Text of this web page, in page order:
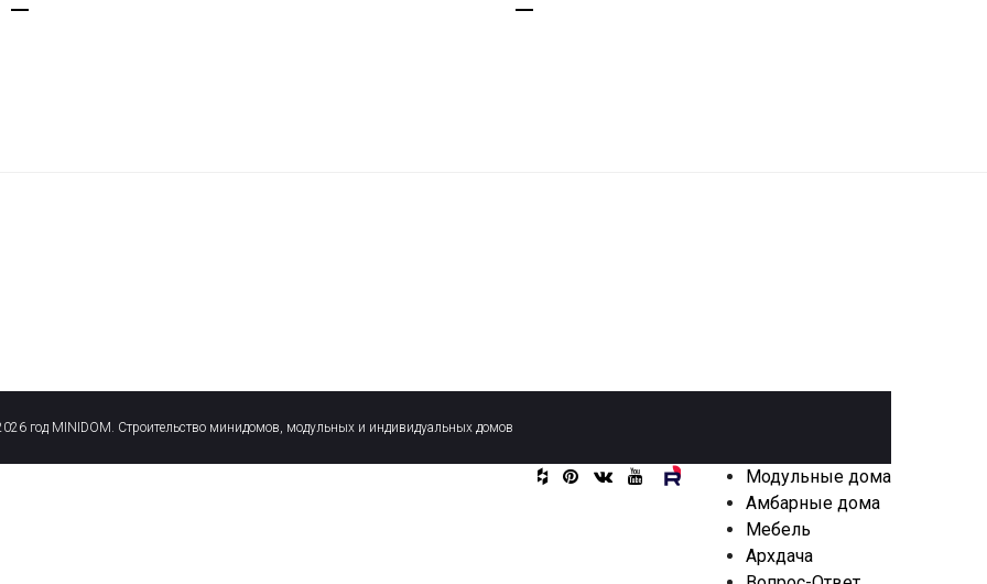
год MINIDOM. Строительство минидомов, модульных и индивидуальных домов
Модульные дома
Амбарные дома
Мебель
Архдача